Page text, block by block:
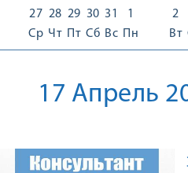
27
Ср
28
Чт
29
Пт
30
Сб
31
Вс
1
Пн
2
Вт
17 Апрель